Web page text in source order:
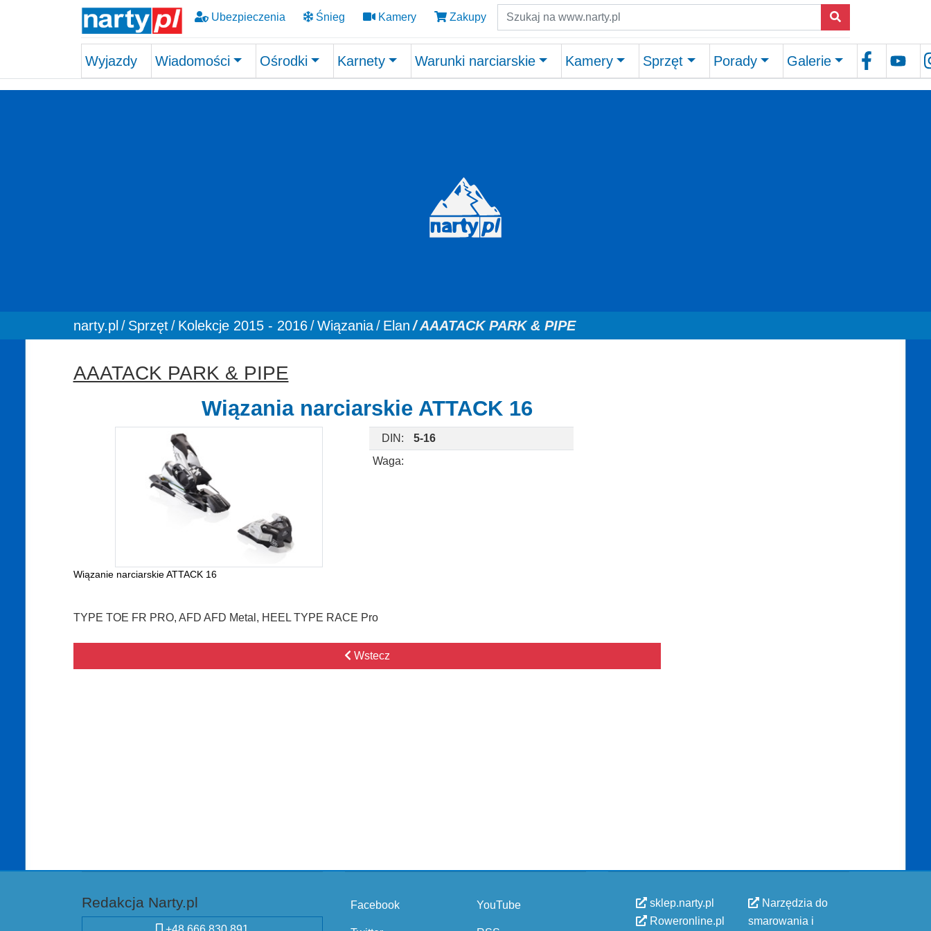
Ubezpieczenia Śnieg Kamery Zakupy Szukaj
Wyjazdy Wiadomości Ośrodki Karnety Warunki narciarskie Kamery Sprzęt Porady Galerie
You are here:
narty.pl Sprzęt Kolekcje 2015 - 2016 Wiązania Elan AAATACK PARK & PIPE
AAATACK PARK & PIPE
Wiązania narciarskie ATTACK 16
Wiązanie narciarskie ATTACK 16
DIN:
5-16
Waga:
TYPE TOE FR PRO, AFD AFD Metal, HEEL TYPE RACE Pro
Wstecz
Redakcja Narty.pl Facebook YouTube
sklep.narty.pl
Roweronline.pl
Narzędzia do
smarowania i